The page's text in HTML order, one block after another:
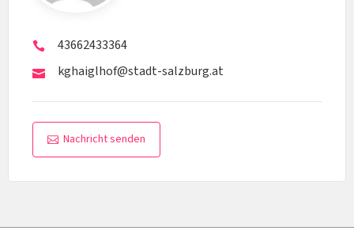
43662433364
kghaiglhof@stadt-salzburg.at
Nachricht senden